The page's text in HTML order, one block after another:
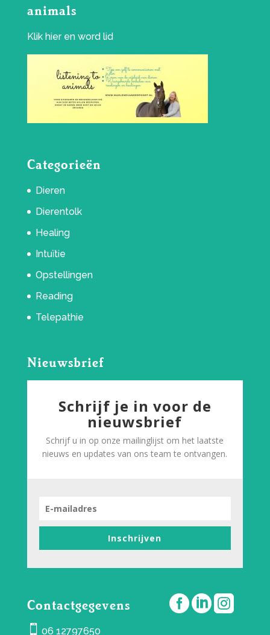
animals
Klik hieren word lid
Categorieën
Dieren
Dierentolk
Healing
Intuïtie
Opstellingen
Reading
Telepathie
Nieuwsbrief
Schrijf je in voor de
nieuwsbrief
Schrijf u in op onze mailinglijst om het laatste
nieuws en updates van ons team te ontvangen.
Inschrijven
Contactgegevens
 06 12797650
